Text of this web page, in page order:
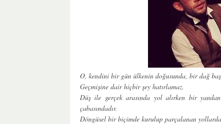
O, kendini bir gün ülkenin doğusunda, bir dağ
Geçmişine dair hiçbir şey hatırlamaz.
Düş ile gerçek arasında yol alırken bir
çabasındadır.
Döngüsel bir biçimde kurulup parçalanan